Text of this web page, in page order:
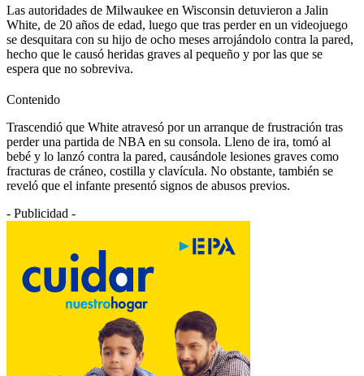
Las autoridades de Milwaukee en Wisconsin detuvieron a Jalin
White, de 20 años de edad, luego que tras perder en un videojuego
se desquitara con su hijo de ocho meses arrojándolo contra la pared,
hecho que le causó heridas graves al pequeño y por las que se
espera que no sobreviva.
Contenido
Trascendió que White atravesó por un arranque de frustración tras
perder una partida de NBA en su consola. Lleno de ira, tomó al
bebé y lo lanzó contra la pared, causándole lesiones graves como
fracturas de cráneo, costilla y clavícula. No obstante, también se
reveló que el infante presentó signos de abusos previos.
- Publicidad -